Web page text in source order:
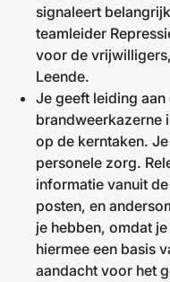
signaleert
teamleider
voor de
Leende.
Je geeft leiding
brandweerkazerne
op de kerntaken.
personele zorg.
informatie vanuit
posten, en
je hebben, omdat
hiermee een basis
aandacht voor het